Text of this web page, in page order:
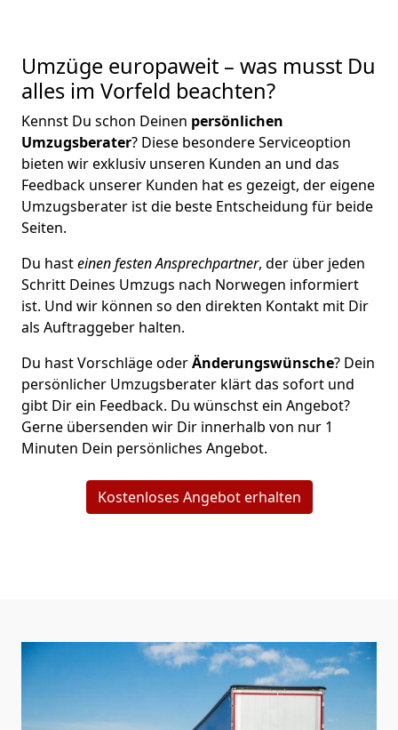
Umzüge europaweit – was musst Du
alles im Vorfeld beachten?
Kennst Du schon Deinen persönlichen
Umzugsberater? Diese besondere Serviceoption
bieten wir exklusiv unseren Kunden an und das
Feedback unserer Kunden hat es gezeigt, der eigene
Umzugsberater ist die beste Entscheidung für beide
Seiten.
Du hasteinen festen Ansprechpartner, der über jeden
Schritt Deines Umzugs nach Norwegen informiert
ist. Und wir können so den direkten Kontakt mit Dir
als Auftraggeber halten.
Du hast Vorschläge oderÄnderungswünsche? Dein
persönlicher Umzugsberater klärt das sofort und
gibt Dir ein Feedback. Du wünschst ein Angebot?
Gerne übersenden wir Dir innerhalb von nur 1
Minuten Dein persönliches Angebot.
Kostenloses Angebot erhalten